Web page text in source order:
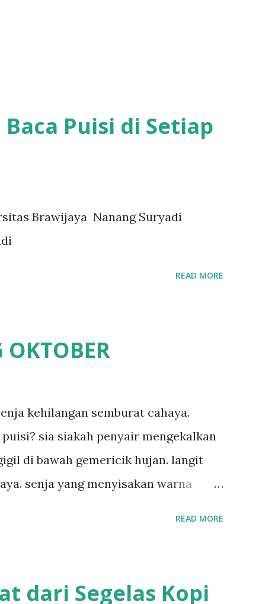
Puisi di Setiap
Brawijaya Nanang Suryadi
READ MORE
OKTOBER
kehilangan semburat cahaya.
sia siakah penyair mengekalkan
di bawah gemericik hujan. langit
senja yang menyisakan warna
READ MORE
dari Segelas Kopi